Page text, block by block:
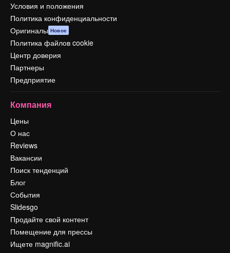
Условия и положения
Политика конфиденциальности
Оригиналы Новое
Политика файлов cookie
Центр доверия
Партнеры
Предприятие
Компания
Цены
О нас
Reviews
Вакансии
Поиск тенденций
Блог
События
Slidesgo
Продайте свой контент
Помещение для прессы
Ищете magnific.ai